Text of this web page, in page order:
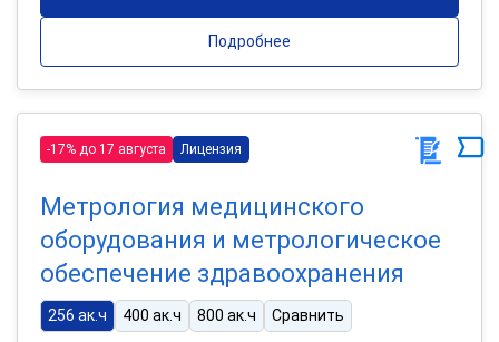
Подробнее
-17% до 17 августа Лицензия
Метрология медицинского
оборудования и метрологическое
обеспечение здравоохранения
256 ак.ч 400 ак.ч 800 ак.ч Сравнить